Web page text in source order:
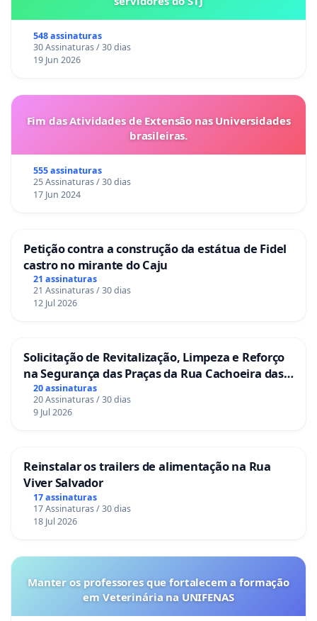
548 assinaturas
30 Assinaturas / 30 dias
19 Jun 2026
Fim das Atividades de Extensão nas Universidades
brasileiras.
555 assinaturas
25 Assinaturas / 30 dias
17 Jun 2024
Petição contra a construção da estátua de Fidel
castro no mirante do Caju
21 assinaturas
21 Assinaturas / 30 dias
12 Jul 2026
Solicitação de Revitalização, Limpeza e Reforço
na Segurança das Praças da Rua Cachoeira das
Sete Ilhas
20 assinaturas
20 Assinaturas / 30 dias
9 Jul 2026
Reinstalar os trailers de alimentação na Rua
Viver Salvador
17 assinaturas
17 Assinaturas / 30 dias
18 Jul 2026
Manter os professores que fortalecem a formação
em Veterinária na UNIFENAS